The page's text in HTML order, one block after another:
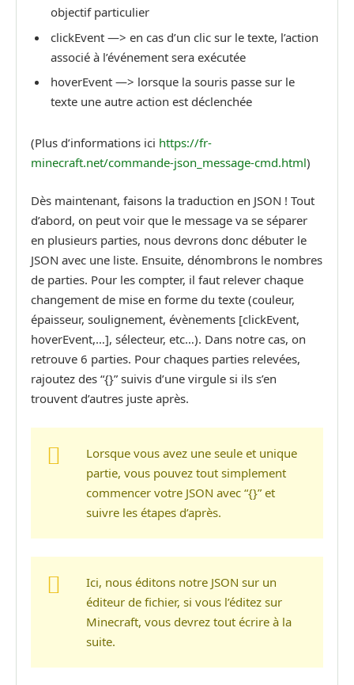
objectif particulier
clickEvent —> en cas d’un clic sur le texte, l’action
associé à l’événement sera exécutée
hoverEvent —> lorsque la souris passe sur le
texte une autre action est déclenchée
(Plus d’informations ici https://fr-
minecraft.net/commande-json_message-cmd.html)
Dès maintenant, faisons la traduction en JSON ! Tout
d’abord, on peut voir que le message va se séparer
en plusieurs parties, nous devrons donc débuter le
JSON avec une liste. Ensuite, dénombrons le nombres
de parties. Pour les compter, il faut relever chaque
changement de mise en forme du texte (couleur,
épaisseur, soulignement, évènements [clickEvent,
hoverEvent,…], sélecteur, etc…). Dans notre cas, on
retrouve 6 parties. Pour chaques parties relevées,
rajoutez des “{}” suivis d’une virgule si ils s’en
trouvent d’autres juste après.
Lorsque vous avez une seule et unique
partie, vous pouvez tout simplement
commencer votre JSON avec “{}” et
suivre les étapes d’après.
Ici, nous éditons notre JSON sur un
éditeur de fichier, si vous l’éditez sur
Minecraft, vous devrez tout écrire à la
suite.